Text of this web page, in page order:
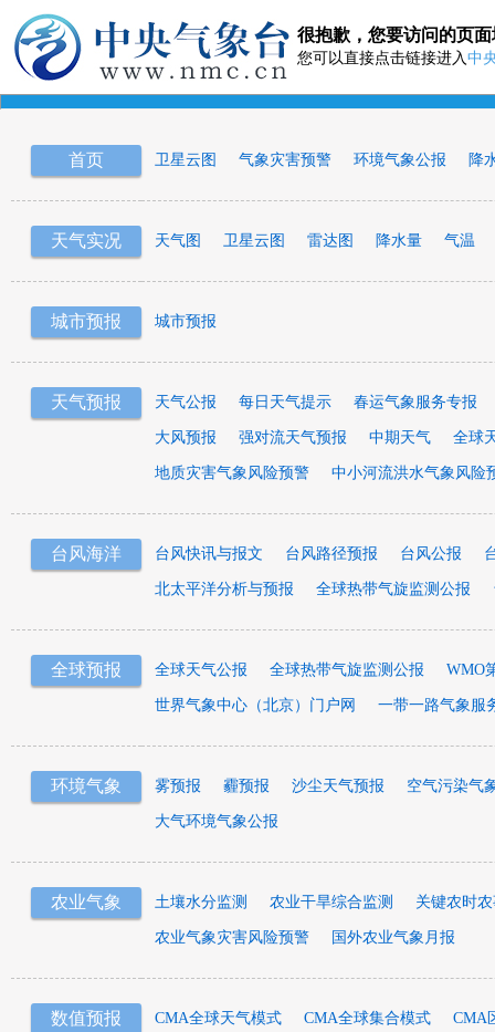
很抱歉，您要访问的页
您可以直接点击链接进入 中
首页 卫星云图 气象灾害预警 环境气象公报 降
天气实况 天气图 卫星云图 雷达图 降水量 气温
城市预报 城市预报
天气预报 天气公报 每日天气提示 春运气象服务专报
大风预报 强对流天气预报 中期天气 全球
地质灾害气象风险预警 中小河流洪水气象风险
台风海洋 台风快讯与报文 台风路径预报 台风公报
北太平洋分析与预报 全球热带气旋监测公报
全球预报 全球天气公报 全球热带气旋监测公报 WMO
世界气象中心（北京）门户网 一带一路气象服
环境气象 雾预报 霾预报 沙尘天气预报 空气污染气
大气环境气象公报
农业气象 土壤水分监测 农业干旱综合监测 关键农时
农业气象灾害风险预警 国外农业气象月报
数值预报 CMA全球天气模式 CMA全球集合模式 CMA